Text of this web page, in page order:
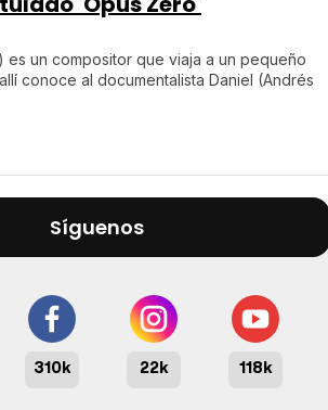
es un compositor que viaja a un pequeño
conoce al documentalista Daniel (Andrés
Síguenos
310k 22k 118k